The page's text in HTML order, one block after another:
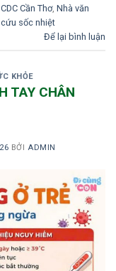
CDC Cần Thơ, Nhà văn
sốc nhiệt
Để lại bình luận
KHỎE
TAY CHÂN
BỞIADMIN